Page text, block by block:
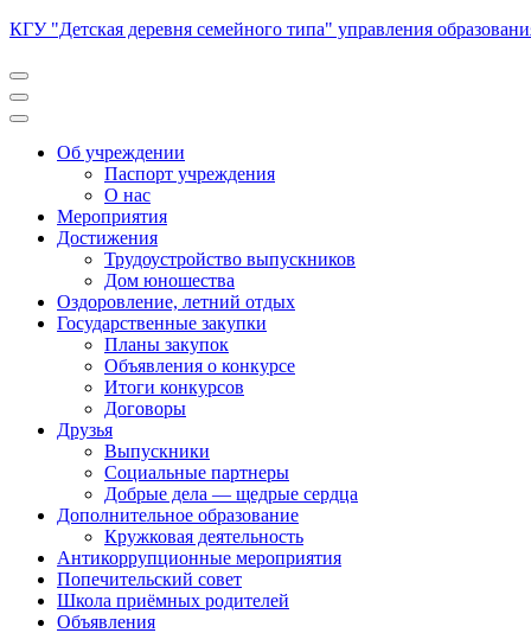
Перейти
содержимому
(нажмите
Enter)
КГУ "Детская деревня семейного типа" управления
Об учреждении
Паспорт учреждения
О нас
Мероприятия
Достижения
Трудоустройство выпускников
Дом юношества
Оздоровление, летний отдых
Государственные закупки
Планы закупок
Объявления о конкурсе
Итоги конкурсов
Договоры
Друзья
Выпускники
Социальные партнеры
Добрые дела — щедрые сердца
Дополнительное образование
Кружковая деятельность
Антикоррупционные мероприятия
Попечительский совет
Школа приёмных родителей
Объявления